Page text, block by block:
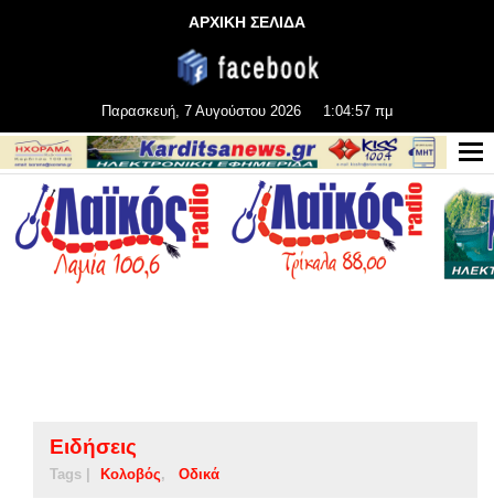
ΑΡΧΙΚΗ ΣΕΛΙΔΑ
Παρασκευή, 7 Αυγούστου 2026 1:04:58 πμ
Ειδήσεις
Tags | Κολοβός Οδικά